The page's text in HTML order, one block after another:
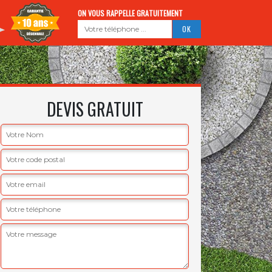
ON VOUS RAPPELLE GRATUITEMENT
DEVIS GRATUIT